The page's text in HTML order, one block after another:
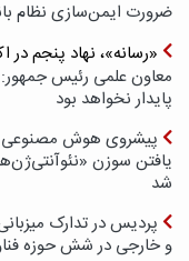
ضرورت ایمن‌سازی نظام
«رسانه»، نهاد پنجم در
معاون علمی رئیس جمهور:
پایدار نخواهد بود
پیشروی هوش
یافتن سوزن
شد
و خارجی در شش حوزه